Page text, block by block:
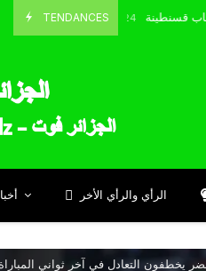
TENDANCES
8, 2024 و شباب قسنطينة
الرأي والرأي الأخر